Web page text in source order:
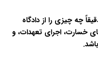
چه چیزی را از دادگاه
خسارت، اجرای تعهدات، و